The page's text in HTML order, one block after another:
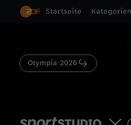
Startseite Kategorien
Olympia 2026